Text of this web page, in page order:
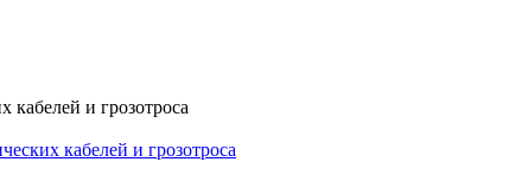
кабелей и грозотроса
кабелей и грозотроса